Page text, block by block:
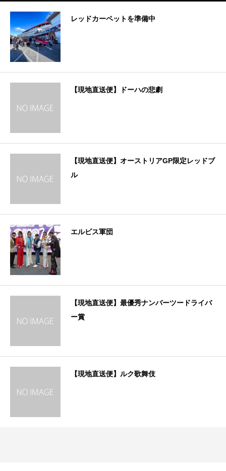
レッドカーペットを準備中
【現地直送便】ドーハの悲劇
【現地直送便】オーストリアGP限定レッドブ
ル
エルビス軍団
【現地直送便】最優秀ナンバーツードライバ
ー賞
【現地直送便】ルク歌舞伎